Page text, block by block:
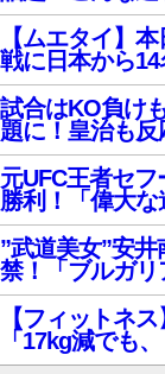
【ムエタイ】
戦に日本から
試合はKO負け
題に！皇治も反
元UFC王者セ
勝利！「偉大な
”武道美女”安
禁！「ブルガ
【フィットネ
「17kg減でも